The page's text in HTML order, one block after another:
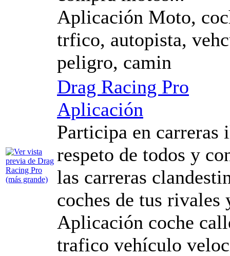
Aplicación Moto,
trfico, autopista,
peligro, camin
Drag Racing Pro
Aplicación
Participa en carreras
respeto de todos y
las carreras
coches de tus
Aplicación coche
trafico vehículo